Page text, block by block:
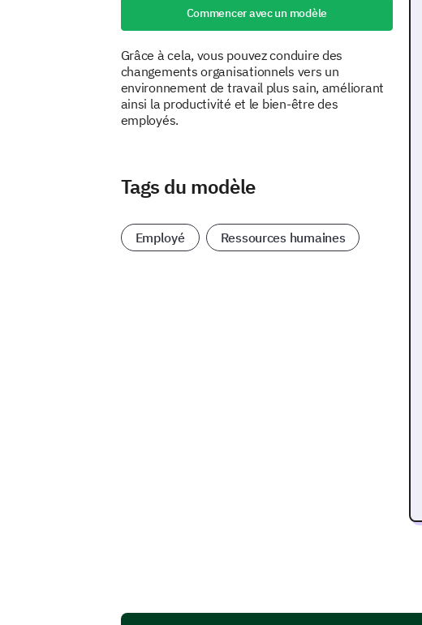
Commencer avec un modèle
Grâce à cela, vous pouvez conduire des
changements organisationnels vers un
environnement de travail plus sain, améliorant
ainsi la productivité et le bien-être des
employés.
Tags du modèle
Employé Ressources humaines